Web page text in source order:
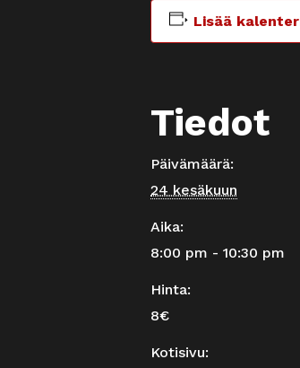
Lisää
Tiedot
Päivämäärä:
24 kesäkuun
Aika:
8:00 pm - 10:30 pm
Hinta:
8€
Kotisivu: